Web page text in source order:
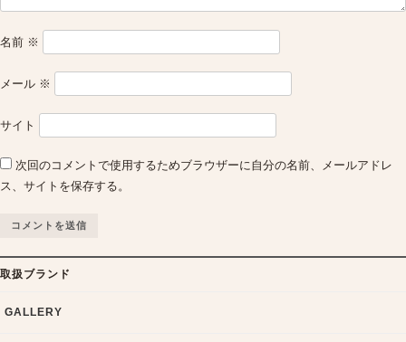
名前 ※
メール ※
サイト
次回のコメントで使用するためブラウザーに自分の名前、メールアドレ
ス、サイトを保存する。
取扱ブランド
GALLERY